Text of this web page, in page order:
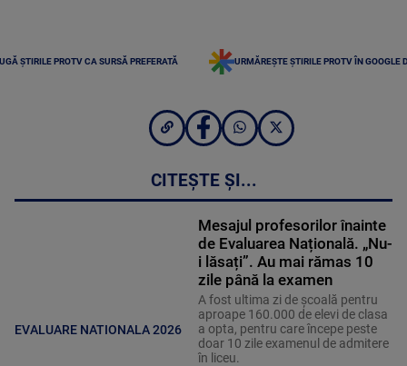
ȘTIRILE PROTV CA SURSĂ PREFERATĂ URMĂREȘTE ȘTIRILE PROTV ÎN GOOGLE
CITEȘTE ȘI...
EVALUARE NATIONALA 2026
Mesajul profesorilor înainte
de Evaluarea Națională. „Nu-
i lăsați”. Au mai rămas 10
zile până la examen
A fost ultima zi de școală pentru
aproape 160.000 de elevi de clasa
a opta, pentru care începe peste
doar 10 zile examenul de admitere
în liceu.